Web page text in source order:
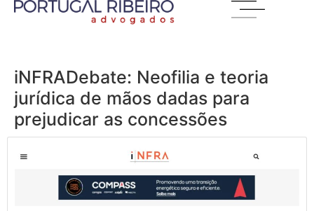
iNFRADebate: Neofilia e teoria
jurídica de mãos dadas para
prejudicar as concessões